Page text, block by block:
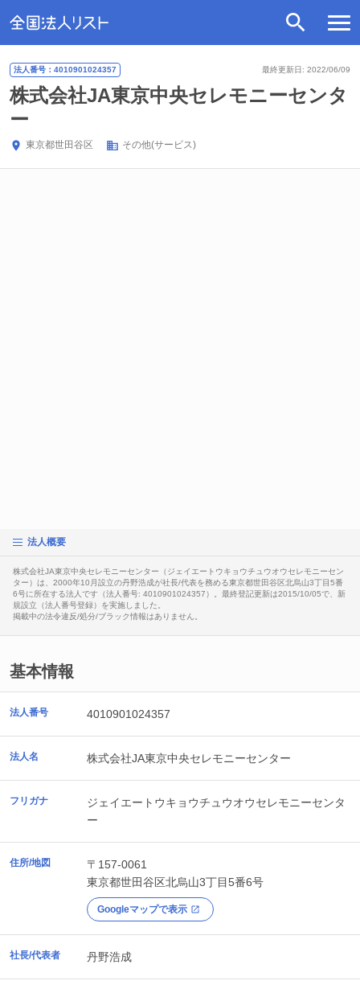
最終更新日: 2022/06/09
法人番号：4010901024357
株式会社JA東京中央セレモニーセンタ
ー
東京都世田谷区 その他(サービス)
法人概要
株式会社JA東京中央セレモニーセンター（ジェイエートウキョウチュウオウセレモニーセン
ター）は、2000年10月設立の丹野浩成が社長/代表を務める東京都世田谷区北烏山3丁目5番
6号に所在する法人です（法人番号: 4010901024357）。最終登記更新は2015/10/05で、新
規設立（法人番号登録）を実施しました。
掲載中の法令違反/処分/ブラック情報はありません。
基本情報
法人番号 4010901024357
法人名 株式会社JA東京中央セレモニーセンター
フリガナ
ジェイエートウキョウチュウオウセレモニーセンタ
ー
住所/地図
〒157-0061
東京都世田谷区北烏山3丁目5番6号
Googleマップで表示
社長/代表者 丹野浩成